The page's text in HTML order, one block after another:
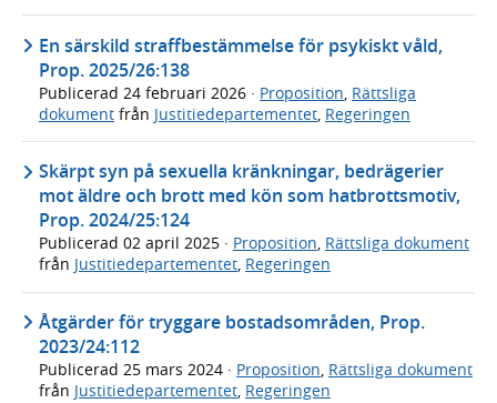
En särskild straffbestämmelse för psykiskt våld,
Prop. 2025/26:138
Publicerad 24 februari 2026 · Proposition Rättsliga
dokument från Justitiedepartementet Regeringen
Skärpt syn på sexuella kränkningar, bedrägerier
mot äldre och brott med kön som hatbrottsmotiv,
Prop. 2024/25:124
Publicerad 02 april 2025 · Proposition, Rättsliga dokument
från Justitiedepartementet, Regeringen
Åtgärder för tryggare bostadsområden, Prop.
2023/24:112
Publicerad 25 mars 2024 · Proposition, Rättsliga dokument
från Justitiedepartementet, Regeringen